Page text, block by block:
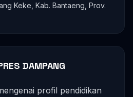
Keke, Kab. Bantaeng, Prov.
DAMPANG
profil pendidikan